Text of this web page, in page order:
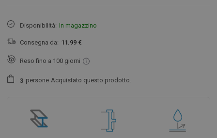
Disponibilità: In magazzino
Consegna da: 11.99 €
Reso fino a 100 giorni
3 persone Acquistato questo prodotto.